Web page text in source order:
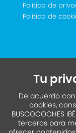
Política de
Política de
Tu
De acuerdo
cookies,
BUSCOCOCHES
terceros para